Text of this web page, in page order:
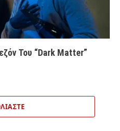
Του “Dark Matter”